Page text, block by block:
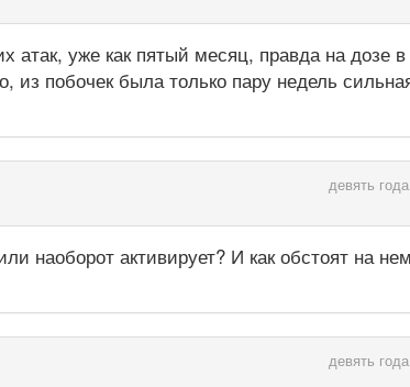
атак, уже как пятый месяц, правда на дозе
побочек была только пару недель
девять
наоборот активирует? И как обстоят на нем
девять